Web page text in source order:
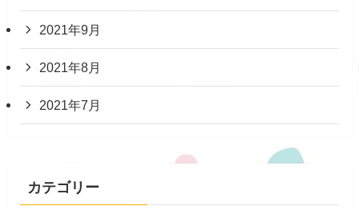
2021年9月
2021年8月
2021年7月
カテゴリー